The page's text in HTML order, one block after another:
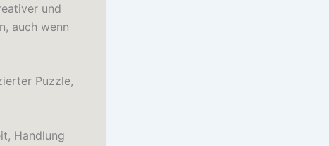
und
auch wenn
Puzzle,
Handlung